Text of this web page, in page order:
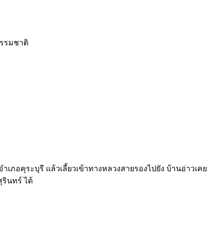
รมชาติ
ภอคุระบุรี แล้วเลี้ยวเข้าทางหลวงสายรองไปยัง บ้านอ่าวเคย
รินทร์ ได้